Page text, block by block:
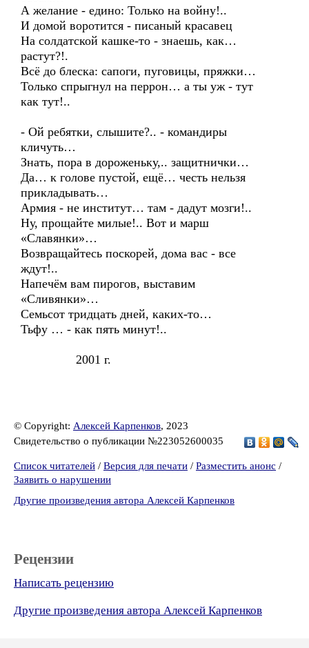
А желание - едино: Только на войну!..
И домой воротится - писаный красавец
На солдатской кашке-то - знаешь, как…
растут?!.
Всё до блеска: сапоги, пуговицы, пряжки…
Только спрыгнул на перрон… а ты уж - тут
как тут!..
- Ой ребятки, слышите?.. - командиры
кличуть…
Знать, пора в дороженьку,.. защитнички…
Да… к голове пустой, ещё… честь нельзя
прикладывать…
Армия - не институт… там - дадут мозги!..
Ну, прощайте милые!.. Вот и марш
«Славянки»…
Возвращайтесь поскорей, дома вас - все
ждут!..
Напечём вам пирогов, выставим
«Сливянки»…
Семьсот тридцать дней, каких-то…
Тьфу … - как пять минут!..
2001 г.
© Copyright: Алексей Карпенков, 2023
Свидетельство о публикации №223052600035
Список читателей / Версия для печати / Разместить анонс /
Заявить о нарушении
Другие произведения автора Алексей Карпенков
Рецензии
Написать рецензию
Другие произведения автора Алексей Карпенков